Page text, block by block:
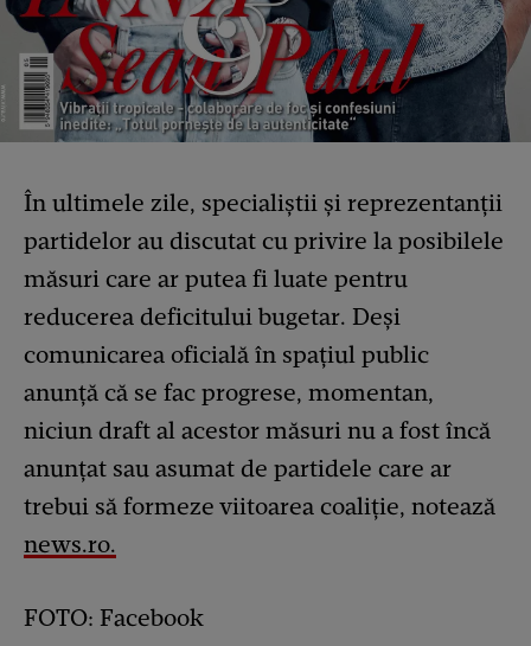
În ultimele zile, specialiștii şi reprezentanţii
partidelor au discutat cu privire la posibilele
măsuri care ar putea fi luate pentru
reducerea deficitului bugetar. Deși
comunicarea oficială în spaţiul public
anunţă că se fac progrese, momentan,
niciun draft al acestor măsuri nu a fost încă
anunţat sau asumat de partidele care ar
trebui să formeze viitoarea coaliţie, notează
news.ro.
FOTO: Facebook